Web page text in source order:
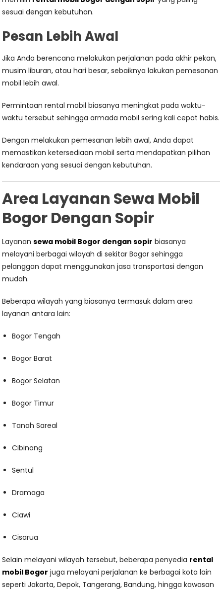
sesuai dengan kebutuhan.
Pesan Lebih Awal
Jika Anda berencana melakukan perjalanan pada akhir pekan,
musim liburan, atau hari besar, sebaiknya lakukan pemesanan
mobil lebih awal.
Permintaan rental mobil biasanya meningkat pada waktu-
waktu tersebut sehingga armada mobil sering kali cepat habis.
Dengan melakukan pemesanan lebih awal, Anda dapat
memastikan ketersediaan mobil serta mendapatkan pilihan
kendaraan yang sesuai dengan kebutuhan.
Area Layanan Sewa Mobil
Bogor Dengan Sopir
Layanansewa mobil Bogor dengan sopir biasanya
melayani berbagai wilayah di sekitar Bogor sehingga
pelanggan dapat menggunakan jasa transportasi dengan
mudah.
Beberapa wilayah yang biasanya termasuk dalam area
layanan antara lain:
Bogor Tengah
Bogor Barat
Bogor Selatan
Bogor Timur
Tanah Sareal
Cibinong
Sentul
Dramaga
Ciawi
Cisarua
Selain melayani wilayah tersebut, beberapa penyedia rental
mobil Bogor juga melayani perjalanan ke berbagai kota lain
seperti Jakarta, Depok, Tangerang, Bandung, hingga kawasan